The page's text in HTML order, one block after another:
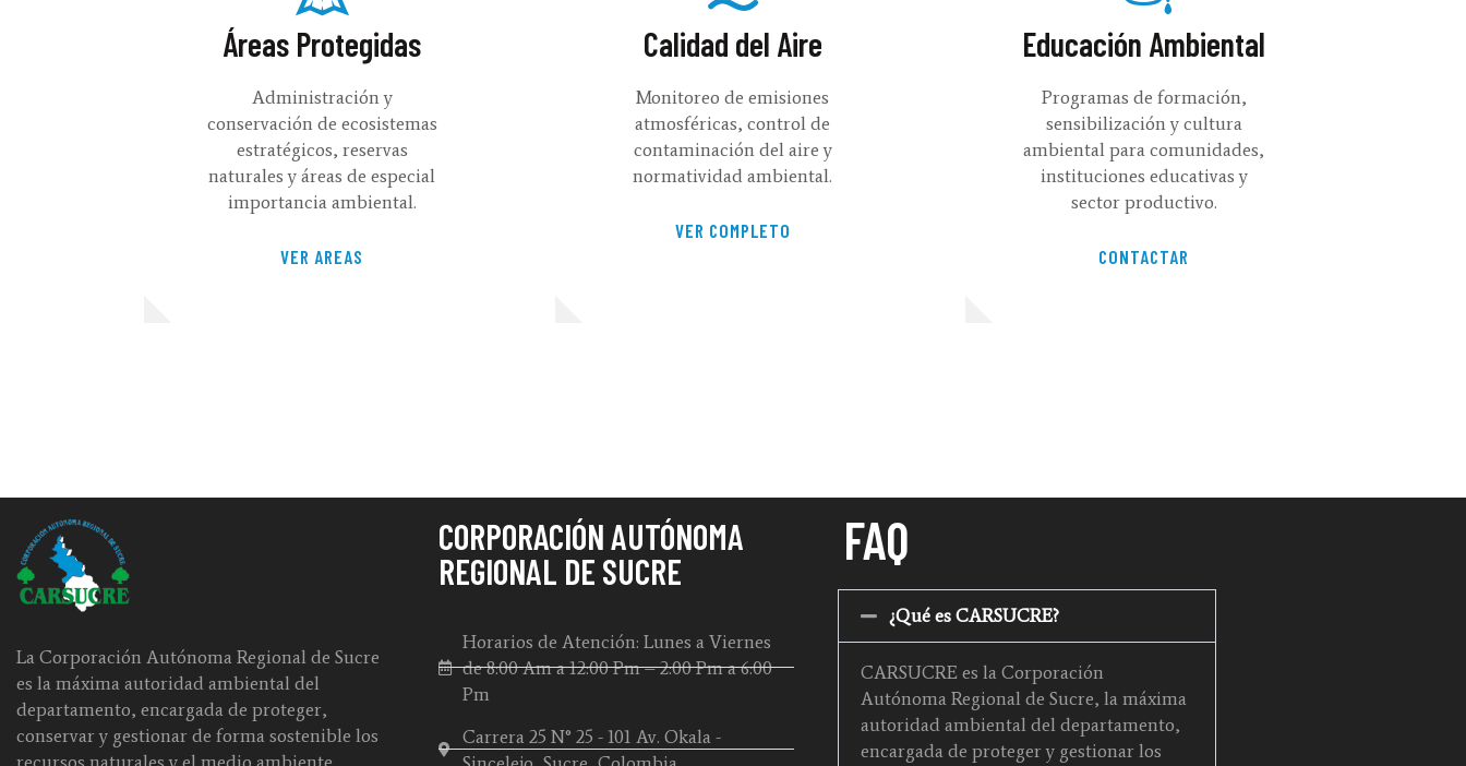
Áreas Protegidas
Administración y
conservación de ecosistemas
estratégicos, reservas
naturales y áreas de especial
importancia ambiental.
VER AREAS
Calidad del Aire
Monitoreo de emisiones
atmosféricas, control de
contaminación del aire y
normatividad ambiental.
VER COMPLETO
Educación Ambiental
Programas de formación,
sensibilización y cultura
ambiental para comunidades,
instituciones educativas y
sector productivo.
CONTACTAR
La Corporación Autónoma Regional de Sucre
es la máxima autoridad ambiental del
departamento, encargada de proteger,
conservar y gestionar de forma sostenible los
recursos naturales y el medio ambiente,
CORPORACIÓN AUTÓNOMA
REGIONAL DE SUCRE
Horarios de Atención: Lunes a Viernes
de 8:00 Am a 12:00 Pm – 2:00 Pm a 6:00
Pm
Carrera 25 N° 25 - 101 Av. Okala -
FAQ
¿Qué es CARSUCRE?
CARSUCRE es la Corporación
Autónoma Regional de Sucre, la máxima
autoridad ambiental del departamento,
encargada de proteger y gestionar los